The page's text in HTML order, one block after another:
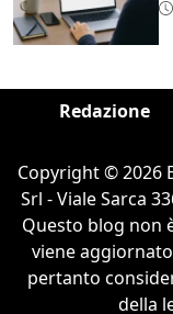
Redazione
Copyright © 2026
Srl - Viale Sarca
Questo blog non
viene
pertanto
della